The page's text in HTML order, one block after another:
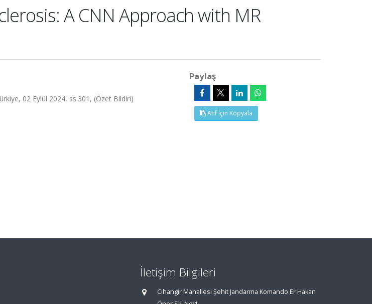
A CNN Approach with MR
02 Eylül 2024, ss.301, (Özet Bildiri)
Paylaş
Atıf İçin Kopyala
İletişim Bilgileri
Cihangir Mahallesi Şehit Jandarma Komando Er Hakan